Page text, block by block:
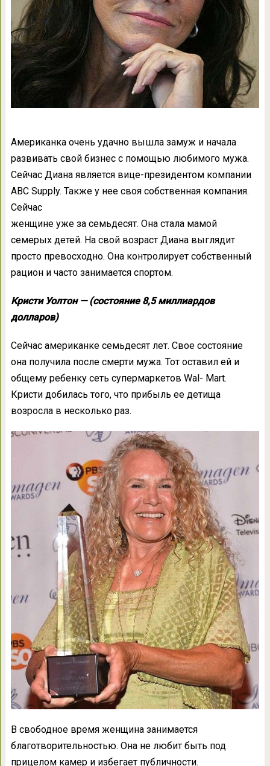
Американка очень удачно вышла замуж и начала
развивать свой бизнес с помощью любимого мужа.
Сейчас Диана является вице-президентом компании
ABC Supply. Также у нее своя собственная компания.
Сейчас
женщине уже за семьдесят. Она стала мамой
семерых детей. На свой возраст Диана выглядит
просто превосходно. Она контролирует собственный
рацион и часто занимается спортом.
Кристи Уолтон — (состояние 8,5 миллиардов
долларов)
Сейчас американке семьдесят лет. Свое состояние
она получила после смерти мужа. Тот оставил ей и
общему ребенку сеть супермаркетов Wal- Mart.
Кристи добилась того, что прибыль ее детища
возросла в несколько раз.
В свободное время женщина занимается
благотворительностью. Она не любит быть под
прицелом камер и избегает публичности.